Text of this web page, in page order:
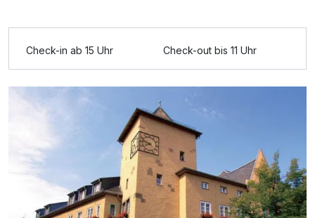
Zusatznächte
Für 7 Tage 647,00 €
Doppelzimmer
2 Erwachsene
Check-in ab 15 Uhr Check-out bis 11 Uhr